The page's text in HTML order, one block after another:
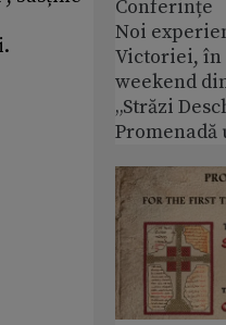
Conferințe
Noi
Victoriei,
weekend
„Străzi
Promenadă